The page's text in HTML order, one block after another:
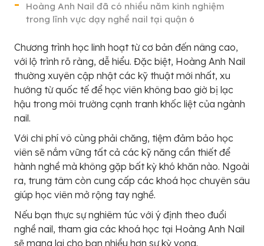
Hoàng Anh Nail đã có nhiều năm kinh nghiệm
trong lĩnh vực dạy nghề nail tại quận 6
Chương trình học linh hoạt từ cơ bản đến nâng cao,
với lộ trình rõ ràng, dễ hiểu. Đặc biệt, Hoàng Anh Nail
thường xuyên cập nhật các kỹ thuật mới nhất, xu
hướng từ quốc tế để học viên không bao giờ bị lạc
hậu trong môi trường cạnh tranh khốc liệt của ngành
nail.
Với chi phí vô cùng phải chăng, tiệm đảm bảo học
viên sẽ nắm vững tất cả các kỹ năng cần thiết để
hành nghề mà không gặp bất kỳ khó khăn nào. Ngoài
ra, trung tâm còn cung cấp các khoá học chuyên sâu
giúp học viên mở rộng tay nghề.
Nếu bạn thực sự nghiêm túc với ý định theo đuổi
nghề nail, tham gia các khoá học tại Hoàng Anh Nail
sẽ mang lại cho bạn nhiều hơn sự kỳ vọng.